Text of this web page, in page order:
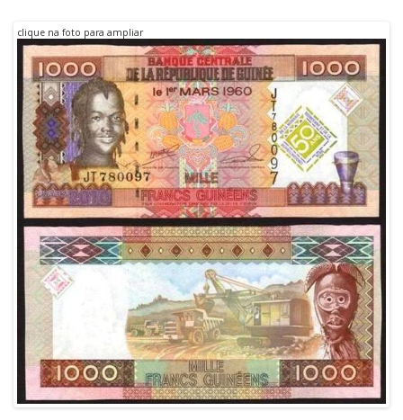
clique na foto para ampliar